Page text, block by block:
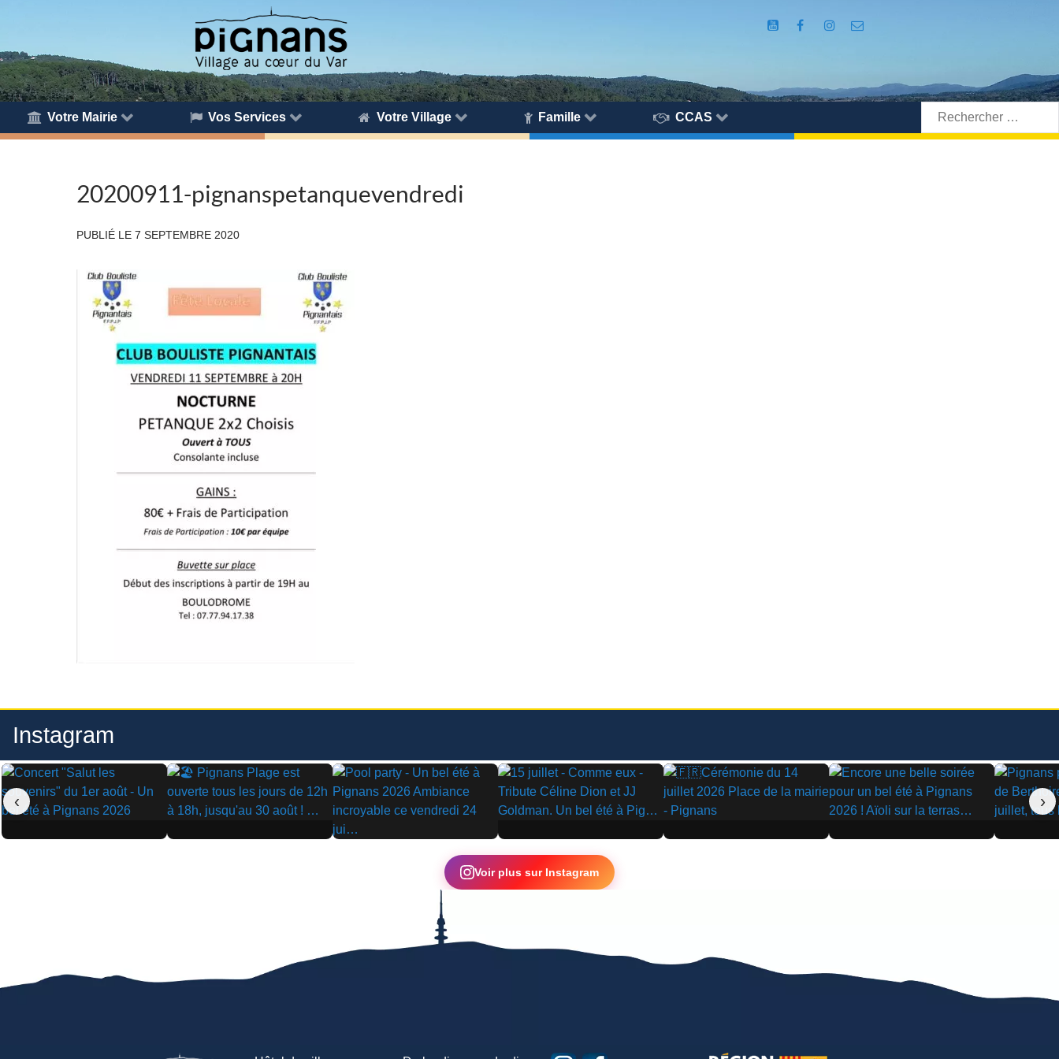
Votre Mairie Vos Services Votre Village Famille CCAS
Rechercher:
20200911-pignanspetanquevendredi
PUBLIÉ LE 7 SEPTEMBRE 2020
Instagram
▶ ▶
▶
▶ ▶ ▶ ▶
‹ ›
Voir plus sur Instagram